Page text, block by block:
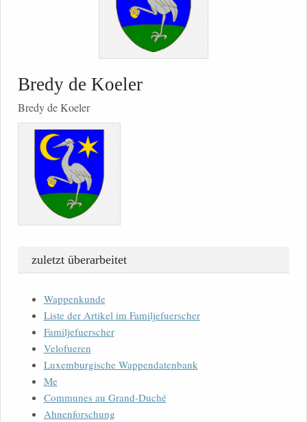
Bredy de Koeler
Bredy de Koeler
zuletzt überarbeitet
Wappenkunde
Liste der Artikel im Familjefuerscher
Familjefuerscher
Velofueren
Luxemburgische Wappendatenbank
Me
Communes au Grand-Duché
Ahnenforschung